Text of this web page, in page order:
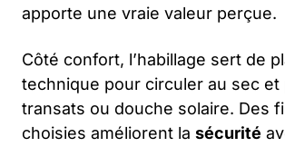
apporte une vraie valeur perçue.
Côté confort, l’habillage sert de
technique pour circuler au sec et
transats ou douche solaire. Des
choisies améliorent la sécurité